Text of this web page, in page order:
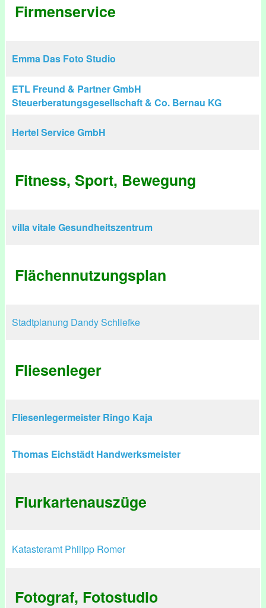
Firmenservice
Emma Das Foto Studio
ETL Freund & Partner GmbH
Steuerberatungsgesellschaft & Co. Bernau KG
Hertel Service GmbH
Fitness, Sport, Bewegung
villa vitale Gesundheitszentrum
Flächennutzungsplan
Stadtplanung Dandy Schliefke
Fliesenleger
Fliesenlegermeister Ringo Kaja
Thomas Eichstädt Handwerksmeister
Flurkartenauszüge
Katasteramt Philipp Romer
Fotograf, Fotostudio